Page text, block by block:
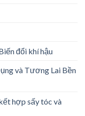
đổi khí hậu
và Tương Lai Bền
hợp sấy tóc và